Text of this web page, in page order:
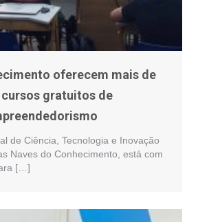
oferecem mais de
cursos gratuitos de
de Ciência, Tecnologia e Inovação
Naves do Conhecimento, está com
[…]